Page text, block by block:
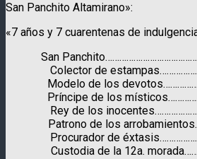
San Panchito Altamirano»:
«7 años y 7 cuarentenas de
San
Colector de
Modelo de los
Príncipe de los
Rey de los
Patrono de los
Procurador de
Custodia de la 12a.